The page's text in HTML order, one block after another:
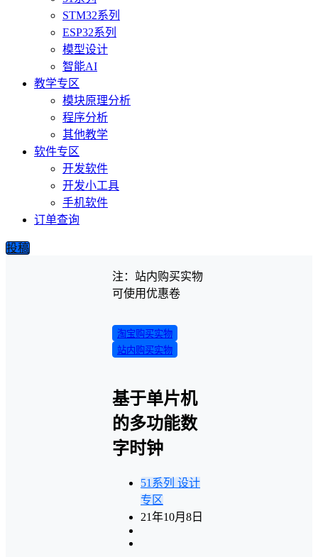
STM32系列
ESP32系列
模型设计
智能AI
教学专区
模块原理分析
程序分析
其他教学
软件专区
开发软件
开发小工具
手机软件
订单查询
投稿
注：站内购买实物
可使用优惠卷
淘宝购买实物
站内购买实物
基于单片机
的多功能数
字时钟
51系列 设计
专区
21年10月8日